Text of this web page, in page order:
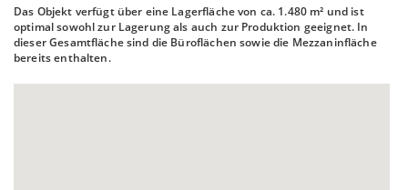
Das Objekt verfügt über eine Lagerfläche von ca. 1.480 m² und ist
optimal sowohl zur Lagerung als auch zur Produktion geeignet. In
dieser Gesamtfläche sind die Büroflächen sowie die Mezzaninfläche
bereits enthalten.